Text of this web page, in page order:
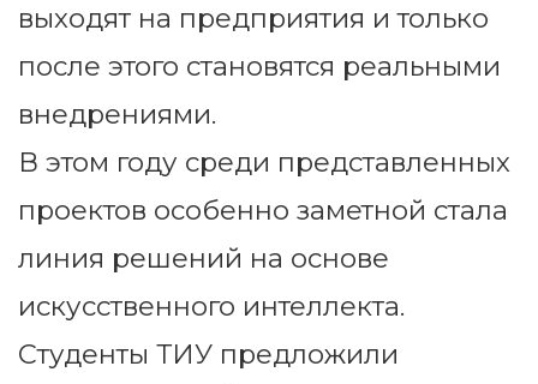
выходят на предприятия и только
после этого становятся реальными
внедрениями.
В этом году среди представленных
проектов особенно заметной стала
линия решений на основе
искусственного интеллекта.
Студенты ТИУ предложили